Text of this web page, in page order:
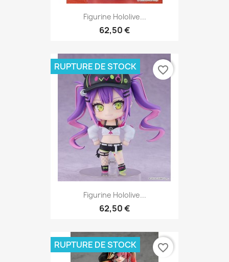
Figurine Hololive...
62,50 €
Figurine Hololive...
62,50 €
RUPTURE DE STOCK favorite_border
RUPTURE DE STOCK favorite_border